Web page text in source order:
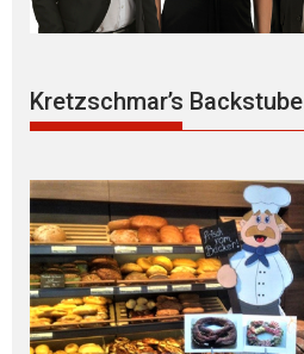
Kretzschmar’s Backstube